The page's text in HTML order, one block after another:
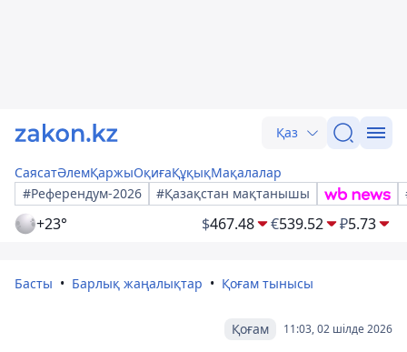
Қаз
СаясатӘлемҚаржыОқиғаҚұқықМақалалар
#Референдум-2026
#Қазақстан мақтанышы
+23° $467.48 €539.52 ₽5.73
Басты Барлық жаңалықтар Қоғам тынысы
11:03, 02 шілде 2026
Қоғам